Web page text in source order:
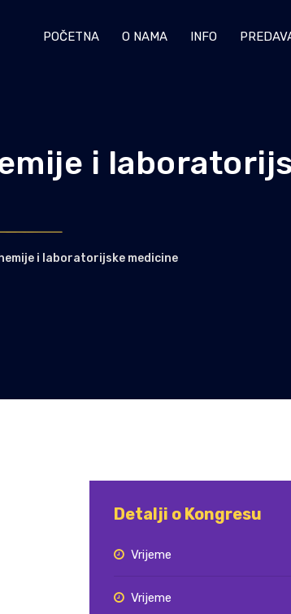
POČETNA O NAMA INFO
i
i laboratorijske medicine
Detalji o Kongresu
Vrijeme
Vrijeme